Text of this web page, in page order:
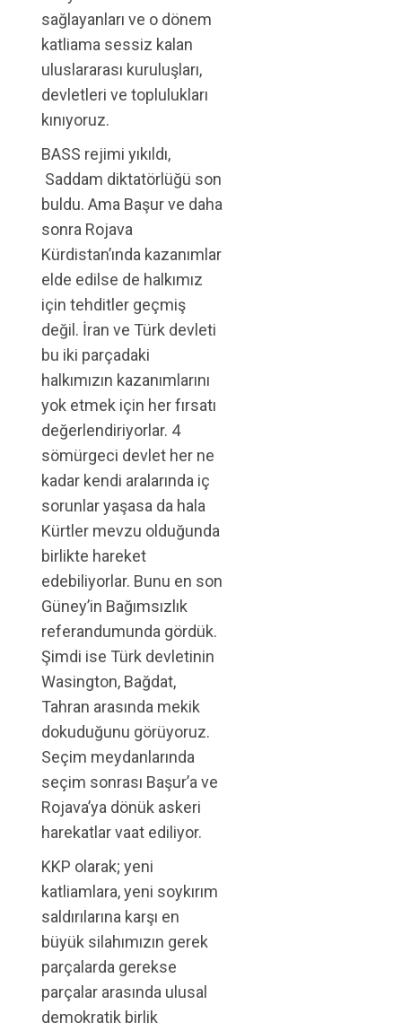
sağlayanları ve o dönem
katliama sessiz kalan
uluslararası kuruluşları,
devletleri ve toplulukları
kınıyoruz.
BASS rejimi yıkıldı,
Saddam diktatörlüğü son
buldu. Ama Başur ve daha
sonra Rojava
Kürdistan’ında kazanımlar
elde edilse de halkımız
için tehditler geçmiş
değil. İran ve Türk devleti
bu iki parçadaki
halkımızın kazanımlarını
yok etmek için her fırsatı
değerlendiriyorlar. 4
sömürgeci devlet her ne
kadar kendi aralarında iç
sorunlar yaşasa da hala
Kürtler mevzu olduğunda
birlikte hareket
edebiliyorlar. Bunu en son
Güney’in Bağımsızlık
referandumunda gördük.
Şimdi ise Türk devletinin
Wasington, Bağdat,
Tahran arasında mekik
dokuduğunu görüyoruz.
Seçim meydanlarında
seçim sonrası Başur’a ve
Rojava’ya dönük askeri
harekatlar vaat ediliyor.
KKP olarak; yeni
katliamlara, yeni soykırım
saldırılarına karşı en
büyük silahımızın gerek
parçalarda gerekse
parçalar arasında ulusal
demokratik birlik